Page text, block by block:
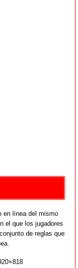
en línea del mismo
el que los jugadores
de reglas que